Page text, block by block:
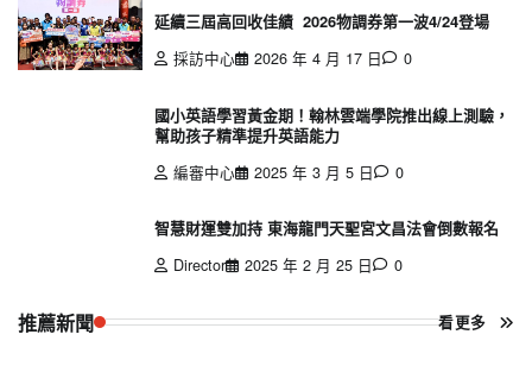
延續三屆高回收佳績 2026物調券第一波4/24登場
採訪中心
2026 年 4 月 17 日 0
國小英語學習黃金期！翰林雲端學院推出線上測驗，
幫助孩子精準提升英語能力
編審中心
2025 年 3 月 5 日 0
智慧財運雙加持 東海龍門天聖宮文昌法會倒數報名
Director
2025 年 2 月 25 日 0
推薦新聞 看更多